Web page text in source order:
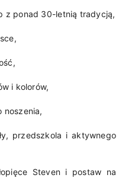
z ponad 30-letnią tradycją,
i kolorów,
noszenia,
przedszkola i aktywnego
Steven i postaw na